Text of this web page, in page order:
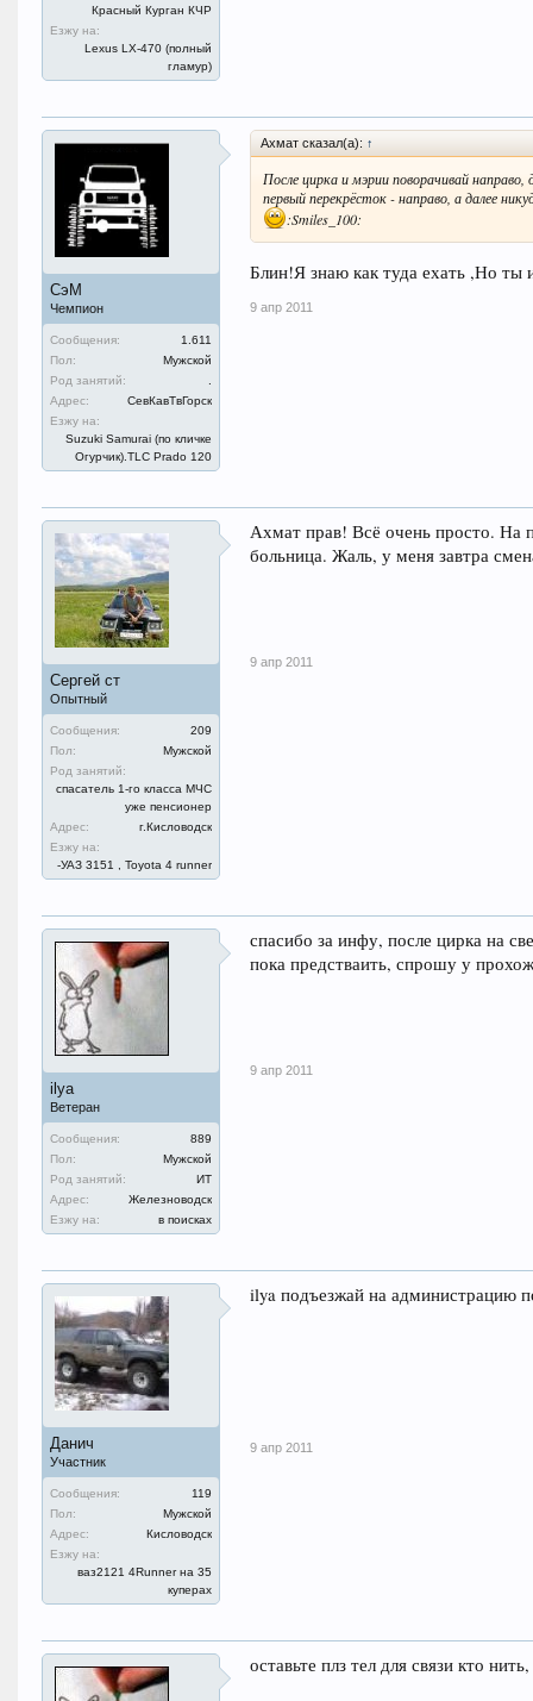
Красный Курган КЧР
Езжу на:
Lexus LX-470 (полный
гламур)
СэМ
Чемпион
Сообщения:
1.611
Пол:
Мужской
Род занятий:
Адрес:
СевКавТвГорск
Езжу на:
Suzuki Samurai (по кличке
Огурчик).TLC Prado 120
Ахмат сказал(а): ↑
После цирка и мэрии поворачивай направо,
первый перекрёсток - направо, а далее
:Smiles_100:
Блин!Я знаю как туда ехать ,Но ты
9 апр 2011
Сергей ст
Опытный
Сообщения:
209
Пол:
Мужской
Род занятий:
спасатель 1-го класса МЧС
уже пенсионер
Адрес:
г.Кисловодск
Езжу на:
-УАЗ 3151 , Toyota 4 runner
Ахмат прав! Всё очень просто. На
больница. Жаль, у меня завтра
9 апр 2011
ilya
Ветеран
Сообщения:
889
Пол:
Мужской
Род занятий:
ИТ
Адрес:
Железноводск
Езжу на:
в поисках
спасибо за инфу, после цирка на
пока предстваить, спрошу у
9 апр 2011
Данич
Участник
Сообщения:
119
Пол:
Мужской
Адрес:
Кисловодск
Езжу на:
ваз2121 4Runner на 35
куперах
ilya подъезжай на администрацию
9 апр 2011
оставьте плз тел для связи кто